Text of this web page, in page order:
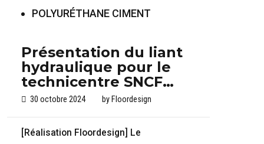
POLYURÉTHANE CIMENT
30 octobre 2024 by Floordesign
Présentation du liant
hydraulique pour le
technicentre SNCF
basé à Hellemmes (59)
[Réalisation Floordesign] Le